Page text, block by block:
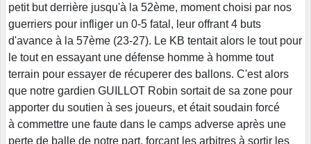
petit but derrière jusqu'à la 52ème, moment choisi par nos
guerriers pour infliger un 0-5 fatal, leur offrant 4 buts
d'avance à la 57ème (23-27). Le KB tentait alors le tout pour
le tout en essayant une défense homme à homme tout
terrain pour essayer de récuperer des ballons. C'est alors
que notre gardien GUILLOT Robin sortait de sa zone pour
apporter du soutien à ses joueurs, et était soudain forcé
à commettre une faute dans le camps adverse après une
perte de balle de notre part, forcant les arbitres à sortir les